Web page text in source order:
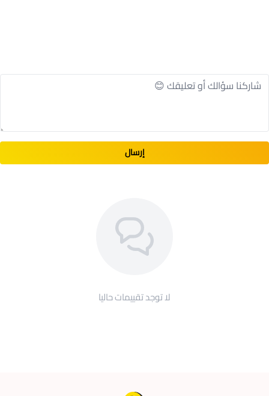
النشاطات الترفيهية مثل الصيد وركوب الدراجات
للمخاطر.
يمكنك العودة للتسوق من قسم
إرسال
لا توجد تقييمات حاليا